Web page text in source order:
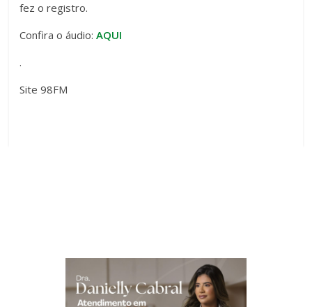
fez o registro.
Confira o áudio:AQUI
.
Site 98FM